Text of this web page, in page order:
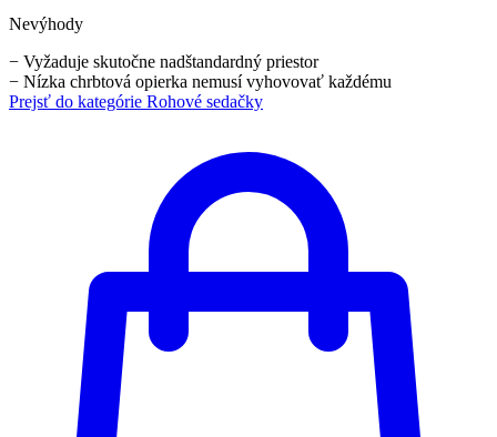
Nevýhody
− Vyžaduje skutočne nadštandardný priestor
− Nízka chrbtová opierka nemusí vyhovovať každému
Prejsť do kategórie Rohové sedačky